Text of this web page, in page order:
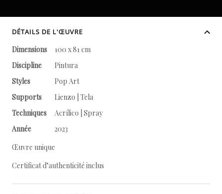
DÉTAILS DE L'ŒUVRE
Dimensions
100 x 81 cm
Discipline
Pintura
Styles
Pop Art
Supports
Lienzo | Tela
Techniques
Acrílico | Spray
Année
2023
Œuvre unique
Certificat d’authenticité inclus